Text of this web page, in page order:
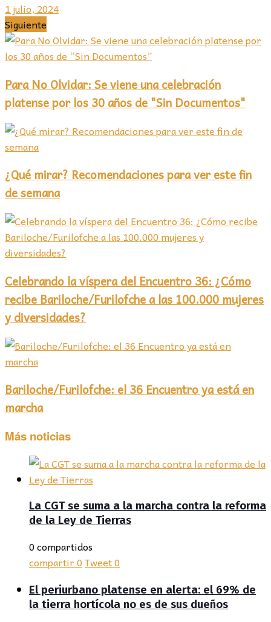
1 julio, 2024
Siguiente
Para No Olvidar: Se viene una celebración
platense por los 30 años de "Sin Documentos"
¿Qué mirar? Recomendaciones para ver este fin
de semana
Celebrando la víspera del Encuentro 36: ¿Cómo
recibe Bariloche/Furilofche a las 100.000 mujeres
y diversidades?
Bariloche/Furilofche: el 36 Encuentro ya está en
marcha
Más noticias
La CGT se suma a la marcha contra la reforma
de la Ley de Tierras
0 compartidos
compartir0Tweet0
El periurbano platense en alerta: el 69% de
la tierra hortícola no es de sus dueños